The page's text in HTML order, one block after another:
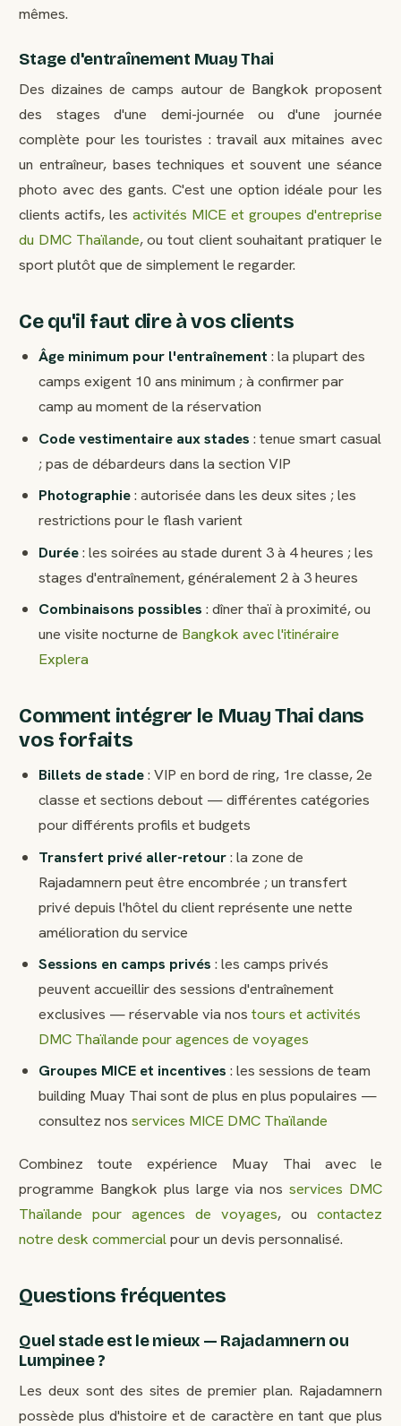
mêmes.
Stage d'entraînement Muay Thai
Des dizaines de camps autour de Bangkok proposent
des stages d'une demi-journée ou d'une journée
complète pour les touristes : travail aux mitaines avec
un entraîneur, bases techniques et souvent une séance
photo avec des gants. C'est une option idéale pour les
clients actifs, lesactivités MICE et groupes d'entreprise
du DMC Thaïlande, ou tout client souhaitant pratiquer le
sport plutôt que de simplement le regarder.
Ce qu'il faut dire à vos clients
Âge minimum pour l'entraînement : la plupart des
camps exigent 10 ans minimum ; à confirmer par
camp au moment de la réservation
Code vestimentaire aux stades : tenue smart casual
; pas de débardeurs dans la section VIP
Photographie: autorisée dans les deux sites ; les
restrictions pour le flash varient
Durée: les soirées au stade durent 3 à 4 heures ; les
stages d'entraînement, généralement 2 à 3 heures
Combinaisons possibles : dîner thaï à proximité, ou
une visite nocturne de Bangkok avec l'itinéraire
Explera
Comment intégrer le Muay Thai dans
vos forfaits
Billets de stade: VIP en bord de ring, 1re classe, 2e
classe et sections debout — différentes catégories
pour différents profils et budgets
Transfert privé aller-retour: la zone de
Rajadamnern peut être encombrée ; un transfert
privé depuis l'hôtel du client représente une nette
amélioration du service
Sessions en camps privés : les camps privés
peuvent accueillir des sessions d'entraînement
exclusives — réservable via nos tours et activités
DMC Thaïlande pour agences de voyages
Groupes MICE et incentives : les sessions de team
building Muay Thai sont de plus en plus populaires —
consultez nos services MICE DMC Thaïlande
Combinez toute expérience Muay Thai avec le
programme Bangkok plus large via nos services DMC
Thaïlande pour agences de voyages, ou contactez
notre desk commercialpour un devis personnalisé.
Questions fréquentes
Quel stade est le mieux — Rajadamnern ou
Lumpinee ?
Les deux sont des sites de premier plan. Rajadamnern
possède plus d'histoire et de caractère en tant que plus